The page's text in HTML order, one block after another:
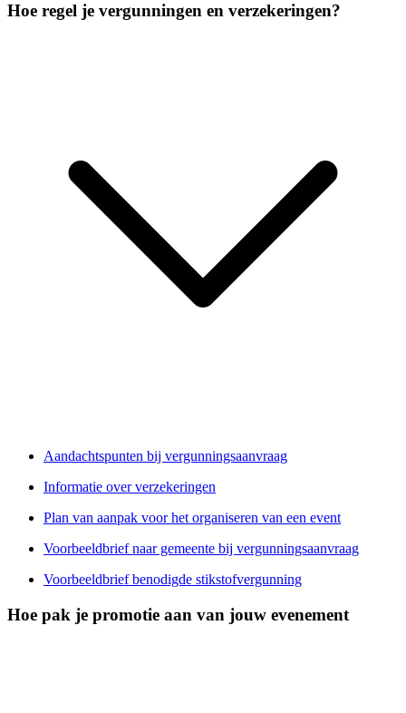
Hoe regel je vergunningen en verzekeringen?
Aandachtspunten bij vergunningsaanvraag
Informatie over verzekeringen
Plan van aanpak voor het organiseren van een event
Voorbeeldbrief naar gemeente bij vergunningsaanvraag
Voorbeeldbrief benodigde stikstofvergunning
Hoe pak je promotie aan van jouw evenement